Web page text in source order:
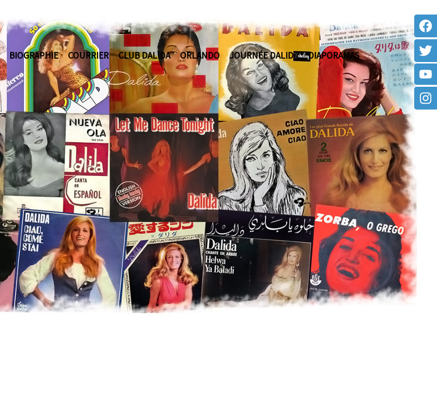
BIOGRAPHIE COURRIER CLUB DALIDA ORLANDO JOURNÉE DALIDA DIAPORAMAS